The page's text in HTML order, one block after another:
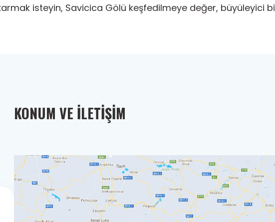
isteyin, Savicica Gölü keşfedilmeye değer, büyüleyici
KONUM VE İLETIŞIM